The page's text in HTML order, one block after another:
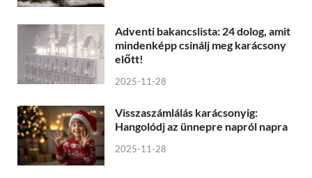
Adventi bakancslista: 24 dolog, amit
mindenképp csinálj meg karácsony
előtt!
2025-11-28
Visszaszámlálás karácsonyig:
Hangolódj az ünnepre napról napra
2025-11-28